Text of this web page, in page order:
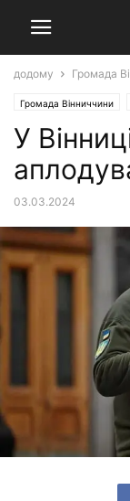
додому Громада
Громада Вінниччини
У
03.03.2024